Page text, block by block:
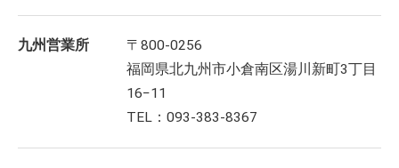
九州営業所
〒800-0256
福岡県北九州市小倉南区湯川新町3丁目
16−11
TEL：093-383-8367